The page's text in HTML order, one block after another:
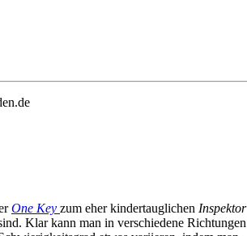
One Key zum eher kindertauglichen Inspektor
Klar kann man in verschiedene Richtungen